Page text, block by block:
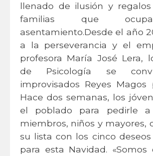
llenado de ilusión y
familias que
asentamiento.Desde el año
a la perseverancia y el
profesora María José Lera,
de Psicología se
improvisados Reyes
Hace dos semanas, los
el poblado para pedirle
miembros, niños y mayores,
su lista con los cinco
para esta Navidad. «Somos